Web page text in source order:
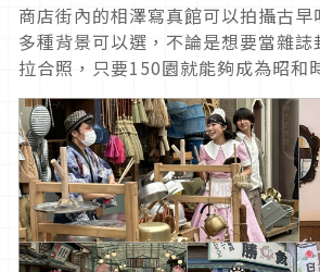
商店街內的相澤寫真館可以拍攝古
多種背景可以選，不論是想要當雜
拉合照，只要150園就能夠成為昭和